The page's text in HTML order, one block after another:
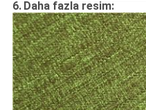
6. Daha fazla resim: